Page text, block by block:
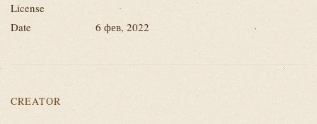
License
Date
6 фев, 2022
CREATOR